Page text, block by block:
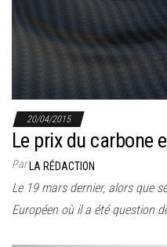
20/04/2015
Le prix du carbone
ParLA RÉDACTION
Le 19 mars dernier, alors que
Européen où il a été question